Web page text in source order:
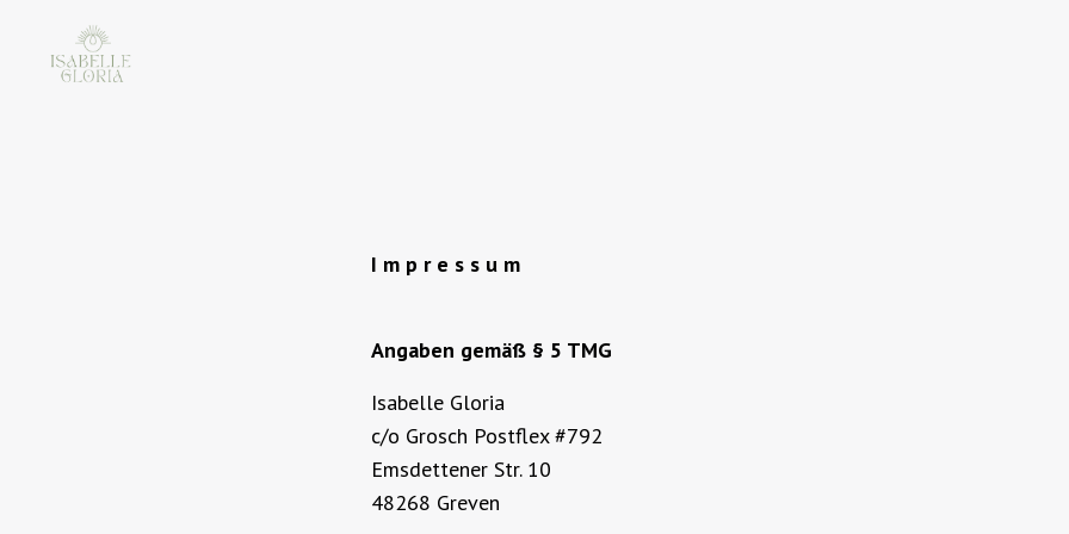
I m p r e s s u m
Angaben gemäß § 5 TMG
Isabelle Gloria
c/o Grosch Postflex #792
Emsdettener Str. 10
48268 Greven